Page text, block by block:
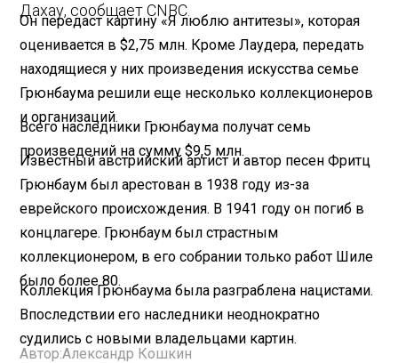
Дахау, сообщает CNBC.
Он передаст картину «Я люблю антитезы», которая
оценивается в $2,75 млн. Кроме Лаудера, передать
находящиеся у них произведения искусства семье
Грюнбаума решили еще несколько коллекционеров
и организаций.
Всего наследники Грюнбаума получат семь
произведений на сумму $9,5 млн.
Известный австрийский артист и автор песен Фритц
Грюнбаум был арестован в 1938 году из-за
еврейского происхождения. В 1941 году он погиб в
концлагере. Грюнбаум был страстным
коллекционером, в его собрании только работ Шиле
было более 80.
Коллекция Грюнбаума была разграблена нацистами.
Впоследствии его наследники неоднократно
судились с новыми владельцами картин.
Автор:Александр Кошкин